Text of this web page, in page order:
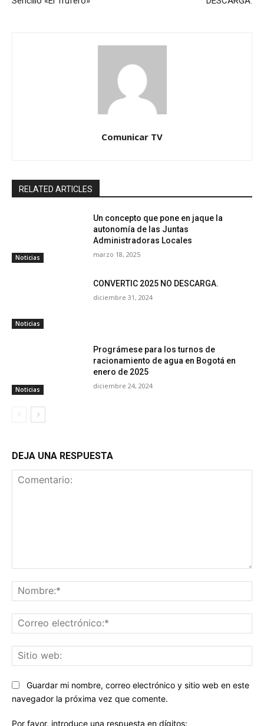
Comunicar TV
RELATED ARTICLES
Noticias
Un concepto que pone en jaque la
autonomía de las Juntas
Administradoras Locales
marzo 18, 2025
Noticias
CONVERTIC 2025 NO DESCARGA.
diciembre 31, 2024
Noticias
Prográmese para los turnos de
racionamiento de agua en Bogotá en
enero de 2025
diciembre 24, 2024
DEJA UNA RESPUESTA
Guardar mi nombre, correo electrónico y sitio web en este
navegador la próxima vez que comente.
Por favor, introduce una respuesta en dígitos: